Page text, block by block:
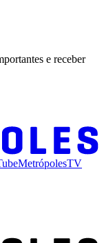
e receber
MetrópolesTV